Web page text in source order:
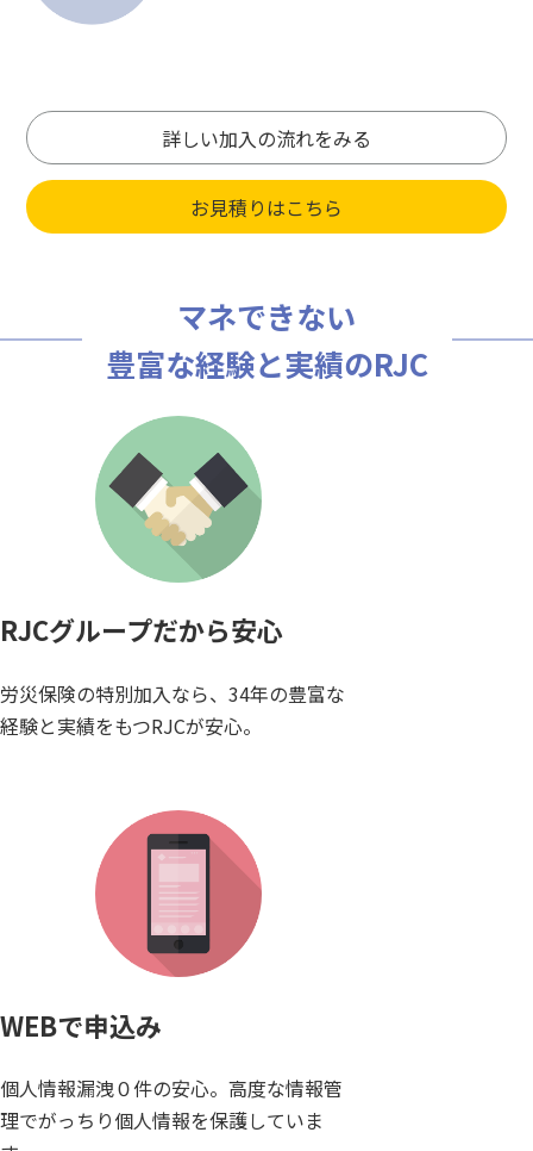
詳しい加入の流れをみる
お見積りはこちら
マネできない
豊富な経験と実績のRJC
RJCグループだから安心
労災保険の特別加入なら、34年の豊富な
経験と実績をもつRJCが安心。
WEBで申込み
個人情報漏洩０件の安心。高度な情報管
理でがっちり個人情報を保護していま